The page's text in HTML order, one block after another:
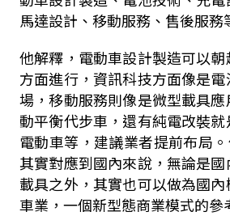
馬達設計、移動服務、售後服務
他解釋，電動車設計製造可以
方面進行，資訊科技方面像是
場，移動服務則像是微型載具
動平衡代步車，還有純電改裝
電動車等，建議業者提前布局
其實對應到國內來說，無論是
載具之外，其實也可以做為國
車業，一個新型態商業模式的參